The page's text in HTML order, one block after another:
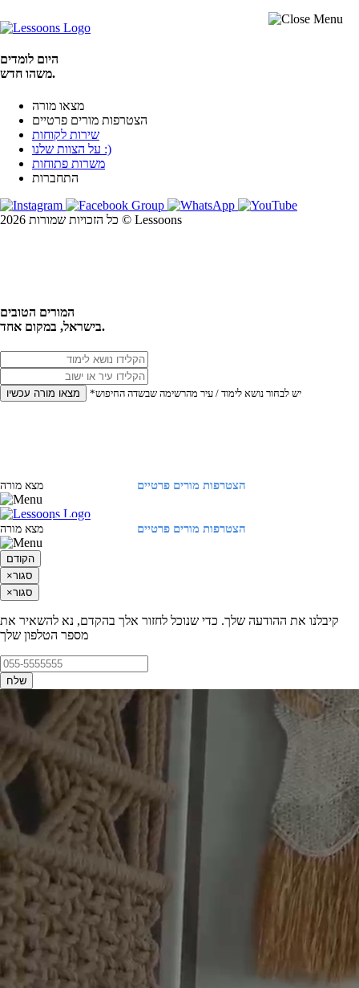
היום לומדים
משהו חדש.
מצאו מורה
הצטרפות מורים פרטיים
שירות לקוחות
על הצוות שלנו :)
משרות פתוחות
התחברות
כל הזכויות שמורות 2026 © Lessoons
המורים הטובים
בישראל, במקום אחד.
מצאו מורה עכשיו *יש לבחור נושא לימוד / עיר מהרשימה שבשדה החיפוש
הצטרפות מורים פרטיים מצא מורה
הצטרפות מורים פרטיים מצא מורה
הקודם
×סגור
×סגור
קיבלנו את ההודעה שלך. כדי שנוכל לחזור אלך בהקדם, נא להשאיר את
מספר הטלפון שלך
שלח